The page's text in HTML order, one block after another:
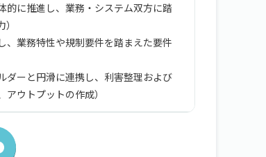
的に推進し、業務・システム双方に踏
、業務特性や規制要件を踏まえた要件
ダーと円滑に連携し、利害整理および
ウトプットの作成）